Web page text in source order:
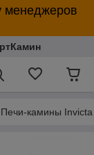
менеджеров
Печи-камины